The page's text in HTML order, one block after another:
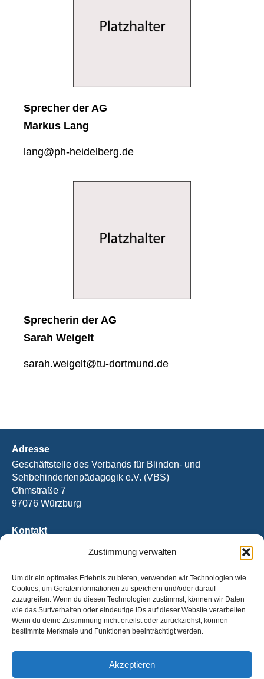
Zustimmung verwalten
Um dir ein optimales Erlebnis zu bieten, verwenden wir Technologien wie
Cookies, um Geräteinformationen zu speichern und/oder darauf
zuzugreifen. Wenn du diesen Technologien zustimmst, können wir Daten
wie das Surfverhalten oder eindeutige IDs auf dieser Website verarbeiten.
Wenn du deine Zustimmung nicht erteilst oder zurückziehst, können
bestimmte Merkmale und Funktionen beeinträchtigt werden.
Akzeptieren
Spre­cher der AG
Mar­kus Lang
lang@ph-heidelberg.de
Spre­che­rin der AG
Sarah Wei­gelt
sarah.weigelt@tu-dortmund.de
Adresse
Geschäftstelle des Verbands für Blinden- und
Sehbehindertenpädagogik e.V. (VBS)
Ohmstraße 7
97076 Würzburg
Kontakt
Bankverbindung
IBAN: DE31 5206 0410 0003 6921 40
BIC: GENODEF1EK1
© Verband für Blinden- und Sehbehindertenpädagogik